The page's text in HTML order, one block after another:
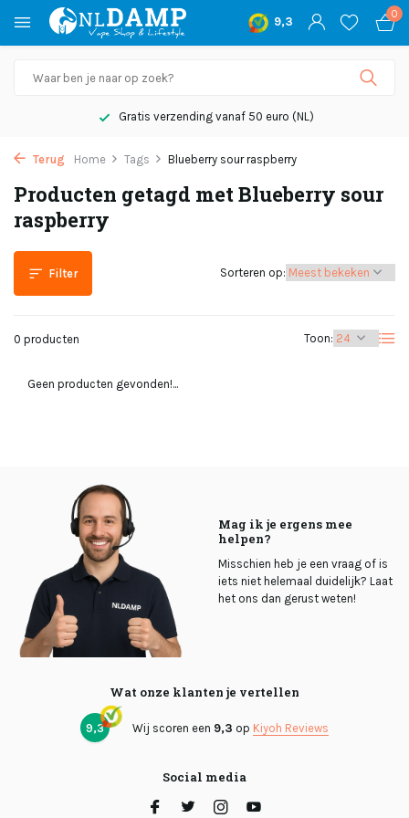
9,3
0
Gratis verzending vanaf 50 euro (NL)
Terug Home Tags Blueberry sour raspberry
Producten getagd met Blueberry sour
raspberry
Filter
0 producten Toon:
Sorteren op:
Geen producten gevonden!...
Mag ik je ergens mee
helpen?
Misschien heb je een vraag of is
iets niet helemaal duidelijk? Laat
het ons dan gerust weten!
Wat onze klanten je vertellen
9,3 Wij scoren een 9,3 op Kiyoh Reviews
Social media